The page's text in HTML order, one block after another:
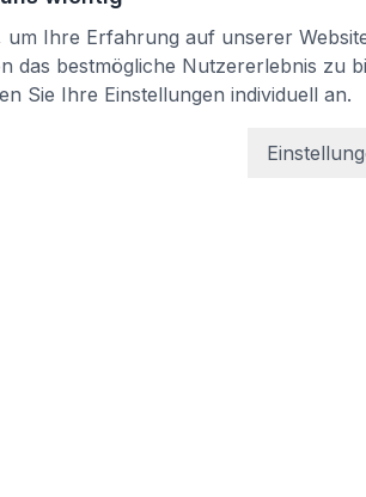
Ihre Erfahrung auf unserer
das bestmögliche Nutzererlebnis zu
Sie Ihre Einstellungen individuell an.